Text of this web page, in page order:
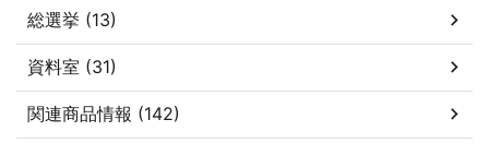
総選挙 (13)
資料室 (31)
関連商品情報 (142)